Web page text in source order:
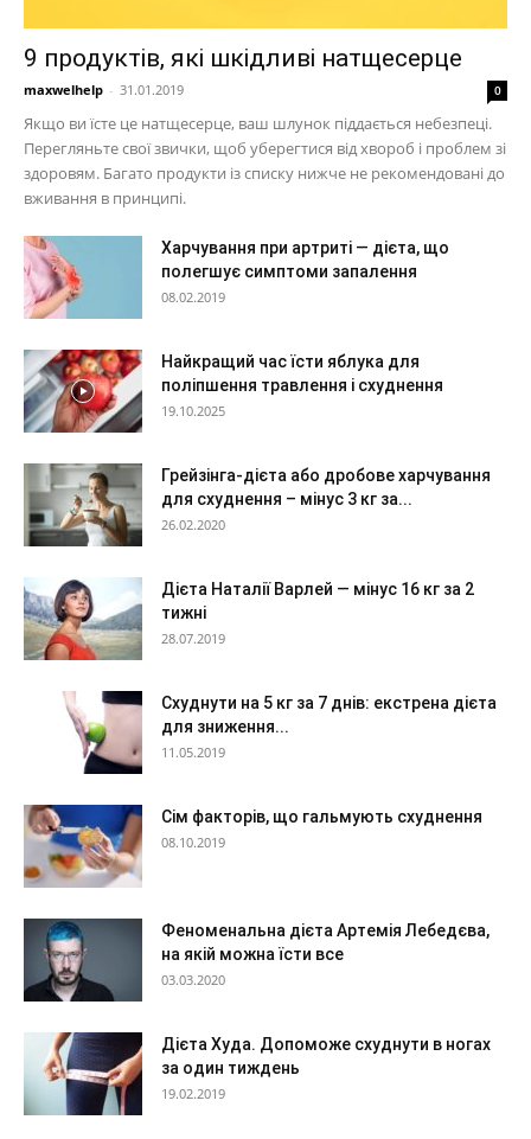
9 продуктів, які шкідливі натщесерце
maxwelhelp - 31.01.2019 0
Якщо ви їсте це натщесерце, ваш шлунок піддається небезпеці.
Перегляньте свої звички, щоб уберегтися від хвороб і проблем зі
здоровям. Багато продукти із списку нижче не рекомендовані до
вживання в принципі.
Харчування при артриті — дієта, що
полегшує симптоми запалення
08.02.2019
Найкращий час їсти яблука для
поліпшення травлення і схуднення
19.10.2025
Грейзінга-дієта або дробове харчування
для схуднення – мінус 3 кг за...
26.02.2020
Дієта Наталії Варлей — мінус 16 кг за 2
тижні
28.07.2019
Схуднути на 5 кг за 7 днів: екстрена дієта
для зниження...
11.05.2019
Сім факторів, що гальмують схуднення
08.10.2019
Феноменальна дієта Артемія Лебедєва,
на якій можна їсти все
03.03.2020
Дієта Худа. Допоможе схуднути в ногах
за один тиждень
19.02.2019